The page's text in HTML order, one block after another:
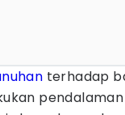
terhadap